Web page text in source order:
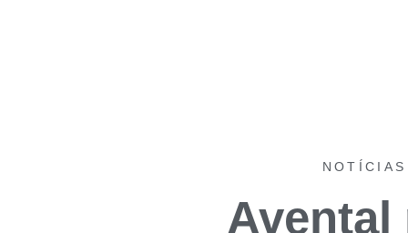
NOTÍCIAS
Avental